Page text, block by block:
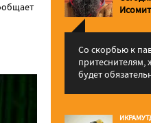
Со скорбью к
притеснителям,
будет